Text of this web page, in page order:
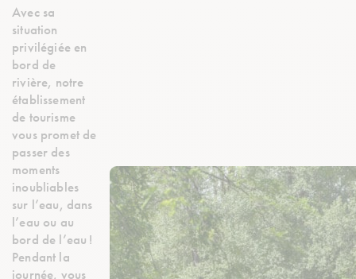
Avec sa
situation
privilégiée en
bord de
rivière, notre
établissement
de tourisme
vous promet de
passer des
moments
inoubliables
sur l’eau, dans
l’eau ou au
bord de l’eau !
Pendant la
journée, vous